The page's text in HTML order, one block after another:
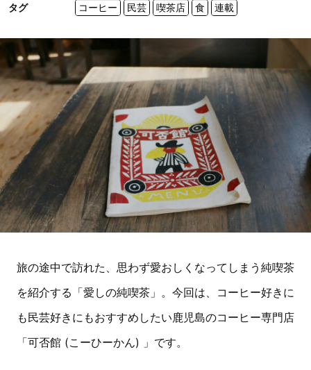
タグ コーヒー 民芸 喫茶店 食 連載
旅の途中で訪れた、思わず愛おしくなってしまう純喫茶
を紹介する「愛しの純喫茶」。今回は、コーヒー好きに
も民芸好きにもおすすめしたい鹿児島のコーヒー専門店
「可否館 (こーひーかん) 」です。